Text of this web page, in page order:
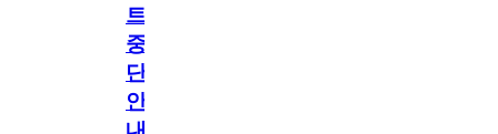
트
중
단
안